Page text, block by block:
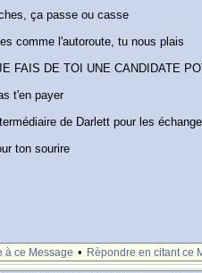
ça passe ou casse
comme l'autoroute, tu nous plais
FAIS DE TOI UNE CANDIDATE
t'en payer
de Darlett pour les
ton sourire
à ce Message • Rèpondre en citant ce